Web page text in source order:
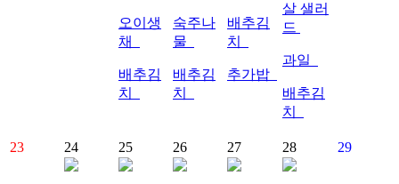
오이생
채
배추김
치
숙주나
물
배추김
치
배추김
치
추가밥
살 샐러
드
과일
배추김
치
23 24 25 26 27 28 29